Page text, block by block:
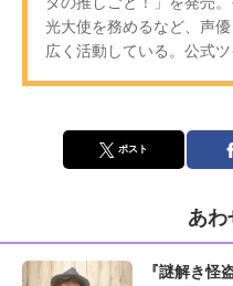
光大使を務めるなど、声
広く活動している。公式
ポスト
あわ
『謎解き怪